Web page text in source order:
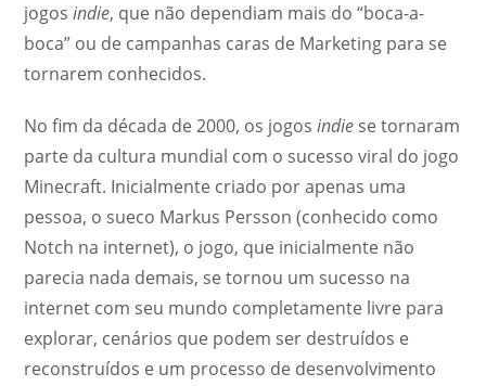
jogosindie, que não dependiam mais do “boca-a-
boca” ou de campanhas caras de Marketing para se
tornarem conhecidos.
No fim da década de 2000, os jogosindie se tornaram
parte da cultura mundial com o sucesso viral do jogo
Minecraft. Inicialmente criado por apenas uma
pessoa, o sueco Markus Persson (conhecido como
Notch na internet), o jogo, que inicialmente não
parecia nada demais, se tornou um sucesso na
internet com seu mundo completamente livre para
explorar, cenários que podem ser destruídos e
reconstruídos e um processo de desenvolvimento